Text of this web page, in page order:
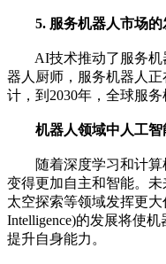
5. 服务机器人市场的
AI技术推动了服务机
器人厨师，服务机器人正
计，到2030年，全球服
机器人领域中人工智
随着深度学习和计算
变得更加自主和智能。未
太空探索等领域发挥更大
Intelligence)的发展将使
提升自身能力。